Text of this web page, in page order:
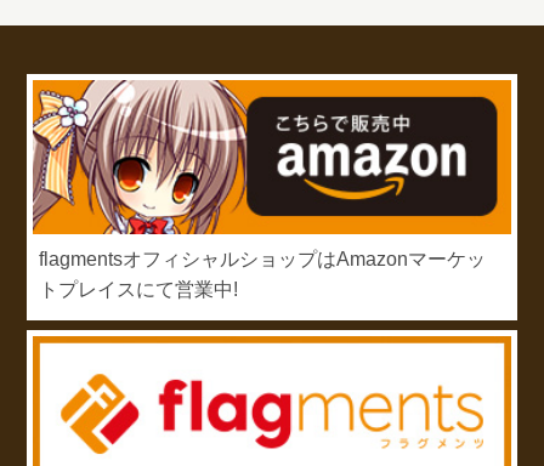
flagmentsオフィシャルショップはAmazonマーケッ
トプレイスにて営業中!